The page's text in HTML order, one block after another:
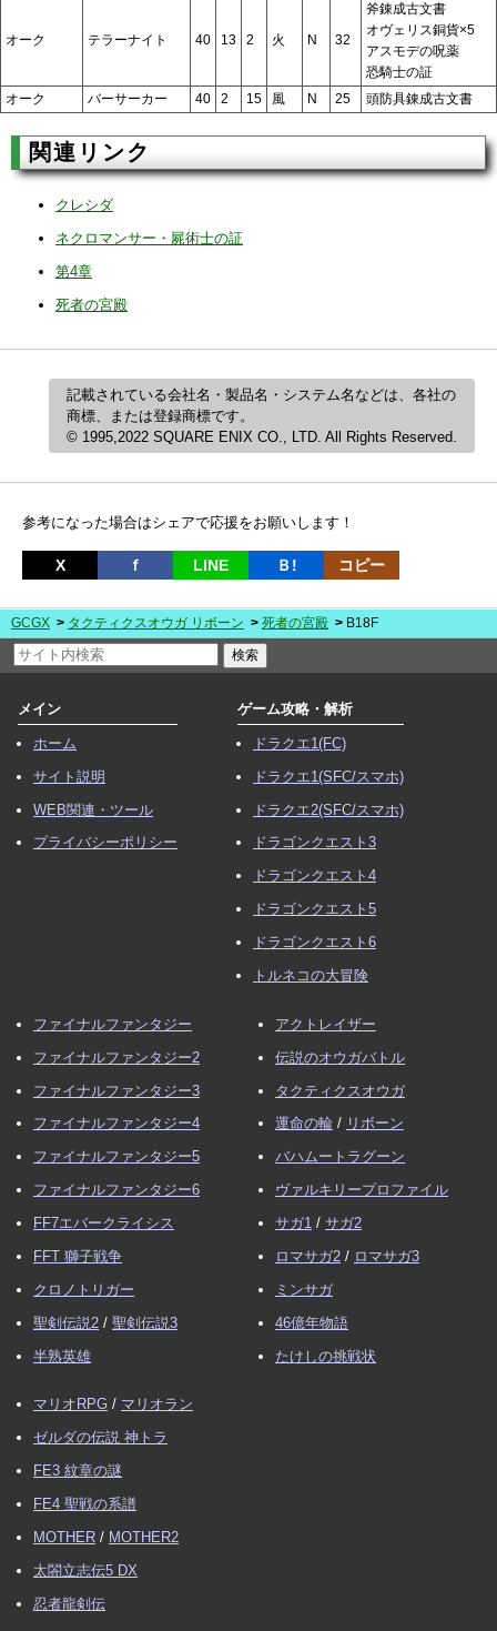
オーク テラーナイト 40 13 2 火 N 32
斧錬成古文書
オヴェリス銅貨×5
アスモデの呪薬
恐騎士の証
オーク
バーサーカー 40 2 15 風 N 25 頭防具錬成古文書
関連リンク
クレシダ
ネクロマンサー・屍術士の証
第4章
死者の宮殿
記載されている会社名・製品名・システム名などは、各社の
商標、または登録商標です。
© 1995,2022 SQUARE ENIX CO., LTD. All Rights Reserved.
参考になった場合はシェアで応援をお願いします！
X ｆ LINE Ｂ! コピー
GCGX タクティクスオウガ リボーン 死者の宮殿 B18F
メイン
ホーム
サイト説明
WEB関連・ツール
プライバシーポリシー
ゲーム攻略・解析
ドラクエ1(FC)
ドラクエ1(SFC/スマホ)
ドラクエ2(SFC/スマホ)
ドラゴンクエスト3
ドラゴンクエスト4
ドラゴンクエスト5
ドラゴンクエスト6
トルネコの大冒険
ファイナルファンタジー
ファイナルファンタジー2
ファイナルファンタジー3
ファイナルファンタジー4
ファイナルファンタジー5
ファイナルファンタジー6
FF7エバークライシス
FFT 獅子戦争
クロノトリガー
聖剣伝説2 / 聖剣伝説3
半熟英雄
アクトレイザー
伝説のオウガバトル
タクティクスオウガ
運命の輪 / リボーン
バハムートラグーン
ヴァルキリープロファイル
サガ1 / サガ2
ロマサガ2 / ロマサガ3
ミンサガ
46億年物語
たけしの挑戦状
マリオRPG / マリオラン
ゼルダの伝説 神トラ
FE3 紋章の謎
FE4 聖戦の系譜
MOTHER / MOTHER2
太閤立志伝5 DX
忍者龍剣伝